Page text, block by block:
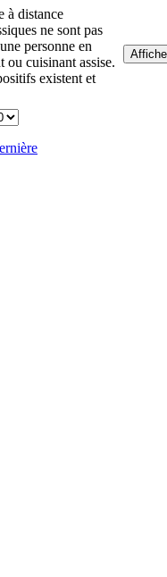
à distance
ne sont pas
personne en
ou cuisinant assise.
existent et